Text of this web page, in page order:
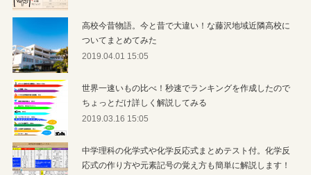
高校今昔物語。今と昔で大違い！な藤沢地域近隣高校に
ついてまとめてみた
2019.04.01 15:05
世界一速いもの比べ！秒速でランキングを作成したので
ちょっとだけ詳しく解説してみる
2019.03.16 15:05
中学理科の化学式や化学反応式まとめテスト付。化学反
応式の作り方や元素記号の覚え方も簡単に解説します！